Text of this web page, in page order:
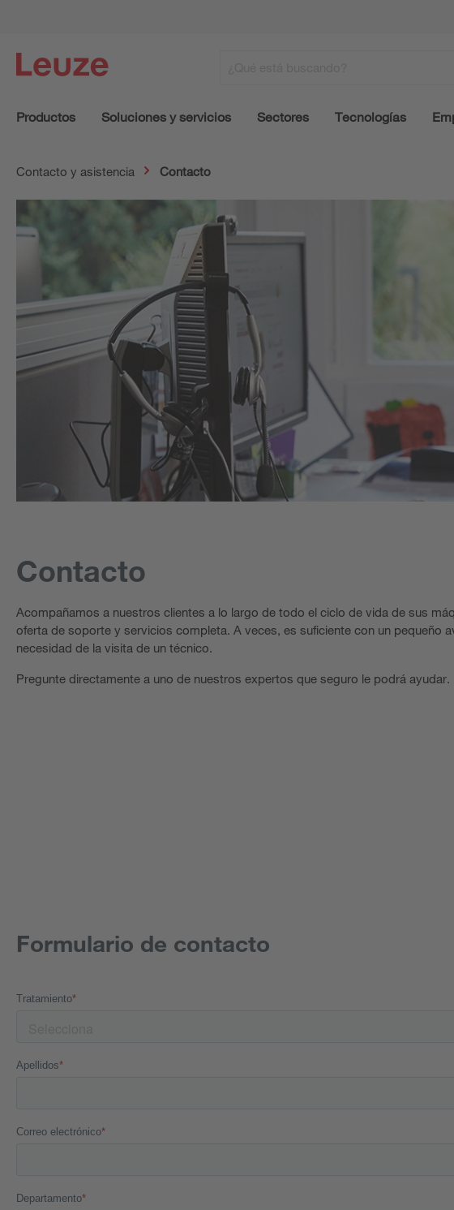
Productos Soluciones y servicios Sectores Tecnologías
Contacto y asistencia Contacto
Contacto
Acompañamos a nuestros clientes a lo largo de todo el ciclo de vida de sus
oferta de soporte y servicios completa. A veces, es suficiente con un pequeño
necesidad de la visita de un técnico.
Pregunte directamente a uno de nuestros expertos que seguro le podrá ayudar.
Formulario de contacto